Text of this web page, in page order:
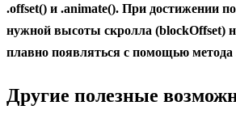
.offset() и .animate(). При достижении
нужной высоты скролла (blockOffset)
плавно появляться с помощью метода
Другие полезные